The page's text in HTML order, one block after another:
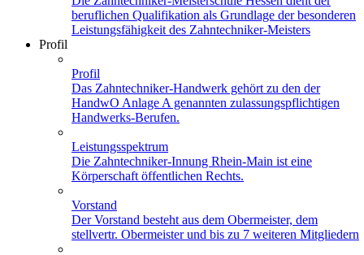
beruflichen Qualifikation als Grundlage der besonderen
Leistungsfähigkeit des Zahntechniker-Meisters
Profil
Profil
Das Zahntechniker-Handwerk gehört zu den der
HandwO Anlage A genannten zulassungspflichtigen
Handwerks-Berufen.
Leistungsspektrum
Die Zahntechniker-Innung Rhein-Main ist eine
Körperschaft öffentlichen Rechts.
Vorstand
Der Vorstand besteht aus dem Obermeister, dem
stellvertr. Obermeister und bis zu 7 weiteren Mitgliedern